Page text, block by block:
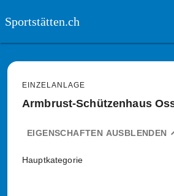
Sportstätten.ch
EINZELANLAGE
Armbrust-Schützenhaus
EIGENSCHAFTEN AUSBLENDEN
Hauptkategorie